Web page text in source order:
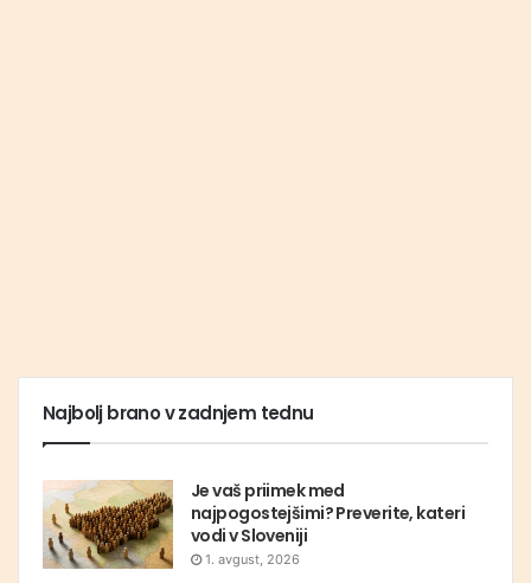
Najbolj brano v zadnjem tednu
Je vaš priimek med
najpogostejšimi? Preverite, kateri
vodi v Sloveniji
1. avgust, 2026